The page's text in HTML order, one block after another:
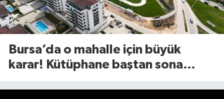
Bursa’da o mahalle için büyük
karar! Kütüphane baştan sona